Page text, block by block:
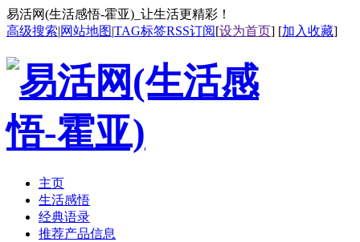
易活网(生活感悟-霍亚)_让生活更精彩！
高级搜索|网站地图|TAG标签RSS订阅[设为首页] [加入收藏]
主页
生活感悟
经典语录
推荐产品信息